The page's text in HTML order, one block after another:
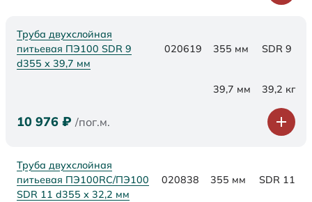
Труба двухслойная
питьевая ПЭ100 SDR 9
d355 х 39,7 мм
020619 355 мм SDR 9
39,7 мм 39,2 кг
10 976 ₽ /пог.м.
Труба двухслойная
питьевая ПЭ100RC/ПЭ100
SDR 11 d355 х 32,2 мм
020838 355 мм SDR 11